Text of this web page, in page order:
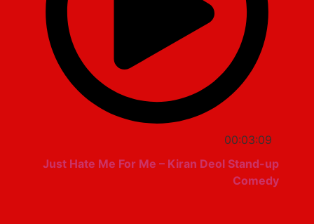
00:03:09
Just Hate Me For Me – Kiran Deol Stand-up
Comedy